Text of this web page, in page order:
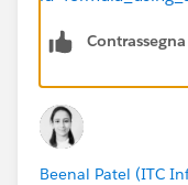
Beenal Patel (ITC